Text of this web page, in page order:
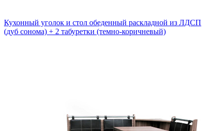
Кухонный уголок и стол обеденный раскладной из ЛДСП
(дуб сонома) + 2 табуретки (темно-коричневый)